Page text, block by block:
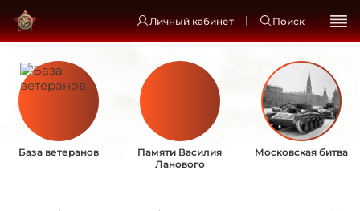
Личный кабинет Поиск
База ветеранов
Памяти Василия
Ланового
Московская битва